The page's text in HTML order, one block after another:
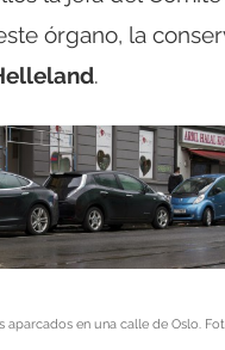
órgano, la
.
aparcados en una calle de Oslo.